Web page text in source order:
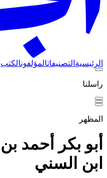
الرئيسية التصنيفاتالمؤلفونالكتب
راسلنا
المظهر
أبو بكر أحمد
ابن السني